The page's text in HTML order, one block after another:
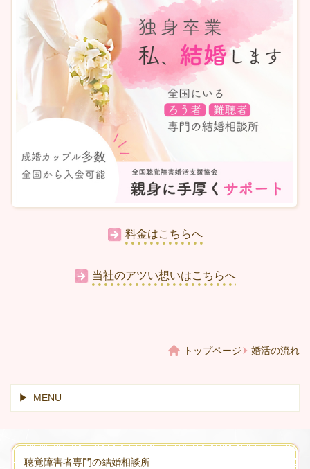
料金はこちらへ
当社のアツい想いはこちらへ
トップページ 婚活の流れ
MENU
聴覚障害者専門の結婚相談所